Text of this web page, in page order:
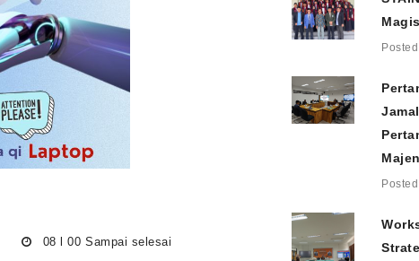
08 l 00 Sampai selesai